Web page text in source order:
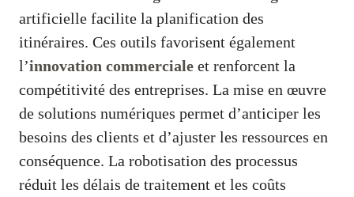
artificielle facilite la planification des
itinéraires. Ces outils favorisent également
l’innovation commerciale et renforcent la
compétitivité des entreprises. La mise en œuvre
de solutions numériques permet d’anticiper les
besoins des clients et d’ajuster les ressources en
conséquence. La robotisation des processus
réduit les délais de traitement et les coûts